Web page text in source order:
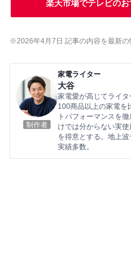
楽天市場でテレビの
※2026年4月7 日 記事の内容を最新の
制作者
家電ライター
大谷
家電愛が高じてライ
100商品以上の家電を
トパフォーマンスを
けでは分からない実
を得意とする。地上
実績多数。